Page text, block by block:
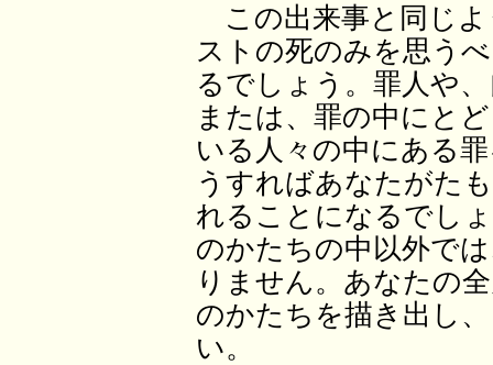
この出来事と同じ
ストの死のみを思う
るでしょう。罪人や
または、罪の中にと
いる人々の中にある
うすればあなたがた
れることになるでし
のかたちの中以外で
りません。あなたの
のかたちを描き出し
い。